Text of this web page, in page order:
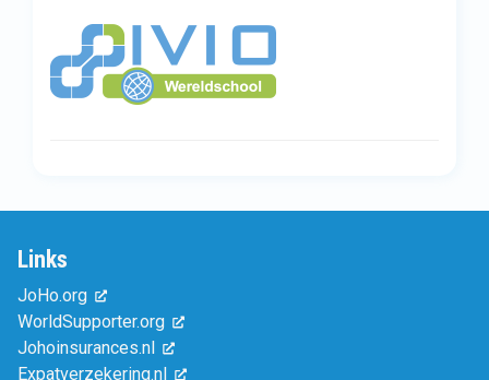
Links
JoHo.org
WorldSupporter.org
Johoinsurances.nl
Expatverzekering.nl